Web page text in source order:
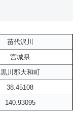
苗代沢川
宮城県
黒川郡大和町
38.45108
140.93095